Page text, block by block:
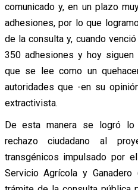
comunicado y, en un plazo
adhesiones, por lo que
de la consulta y, cuando
350 adhesiones y hoy
que se lee como un
autoridades que -en su
extractivista.
De esta manera se logró lo
rechazo ciudadano al
transgénicos impulsado por
Servicio Agrícola y